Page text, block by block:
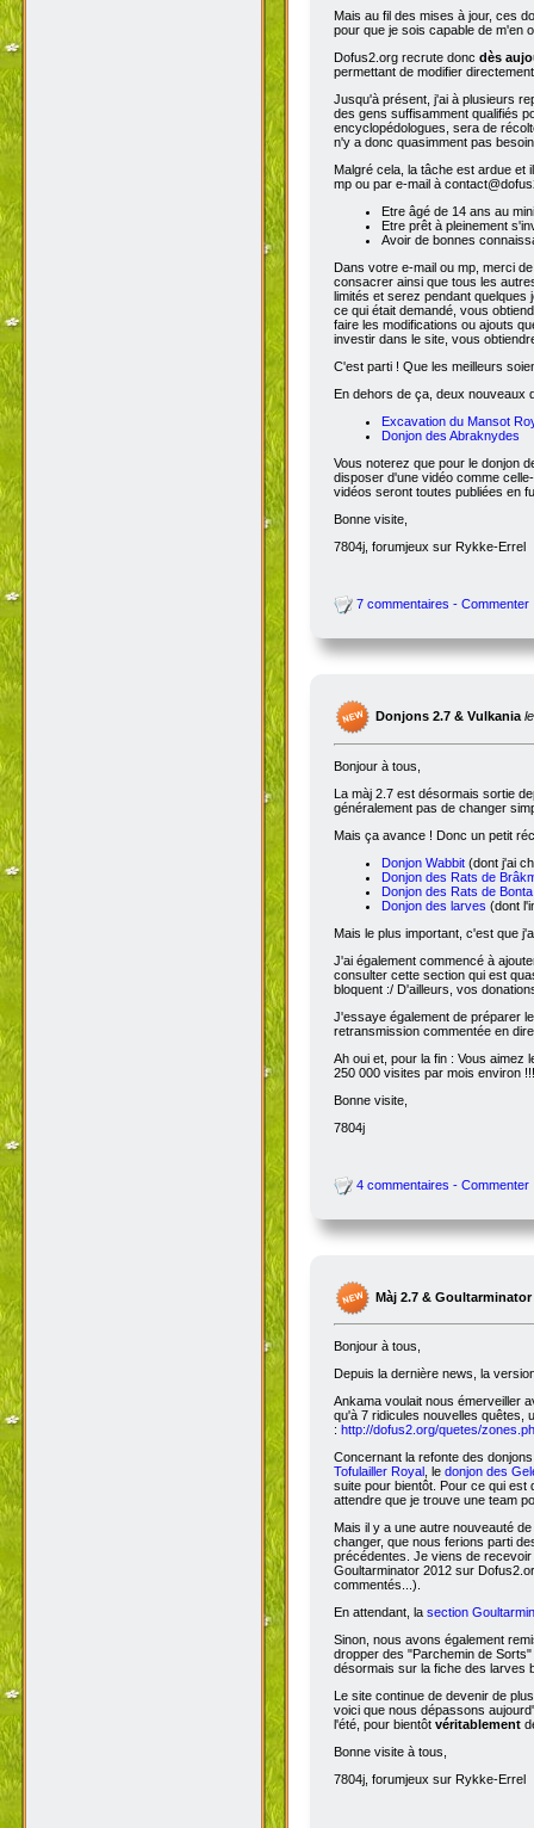
Mais au fil des mises à jour, ces
pour que je sois capable de m'en
Dofus2.org recrute donc dès
permettant de modifier
Jusqu'à présent, j'ai à plusieurs
des gens suffisamment qualifiés
encyclopédologues, sera de
n'y a donc quasimment pas
Malgré cela, la tâche est ardue
mp ou par e-mail à
Etre âgé de 14 ans au
Etre prêt à pleinement
Avoir de bonnes
Dans votre e-mail ou mp, merci
consacrer ainsi que tous les
limités et serez pendant
ce qui était demandé, vous
faire les modifications ou ajouts
investir dans le site, vous
C'est parti ! Que les meilleurs
En dehors de ça, deux nouveaux
Excavation du Mansot
Donjon des Abraknydes
Vous noterez que pour le donjon
disposer d'une vidéo comme
vidéos seront toutes publiées en
Bonne visite,
7804j, forumjeux sur Rykke-Errel
7 commentaires - Commenter
Donjons 2.7 & Vulkania
Bonjour à tous,
La màj 2.7 est désormais sortie
généralement pas de changer
Mais ça avance ! Donc un petit
Donjon Wabbit (dont j'ai
Donjon des Rats de
Donjon des Rats de Bonta
Donjon des larves (dont
Mais le plus important, c'est que
J'ai également commencé à
consulter cette section qui est
bloquent :/ D'ailleurs, vos
J'essaye également de préparer
retransmission commentée en
Ah oui et, pour la fin : Vous
250 000 visites par mois environ !!!
Bonne visite,
7804j
4 commentaires - Commenter
Màj 2.7 & Goultarminator
Bonjour à tous,
Depuis la dernière news, la
Ankama voulait nous émerveiller
qu'à 7 ridicules nouvelles quêtes,
: http://dofus2.org/quetes/
Concernant la refonte des
Tofulailler Royal , le donjon des
suite pour bientôt. Pour ce qui est
attendre que je trouve une team
Mais il y a une autre nouveauté
changer, que nous ferions parti
précédentes. Je viens de
Goultarminator 2012 sur
commentés...).
En attendant, la section
Sinon, nous avons également
dropper des "Parchemin de
désormais sur la fiche des larves
Le site continue de devenir de
voici que nous dépassons
l'été, pour bientôt véritablement
Bonne visite à tous,
7804j, forumjeux sur Rykke-Errel